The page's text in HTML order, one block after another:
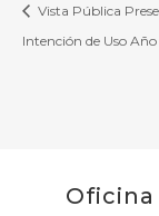
Vista Pública
Intención de Uso